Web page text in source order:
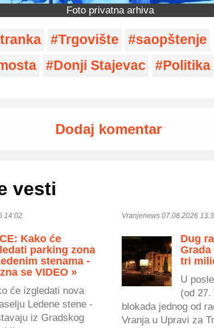
Foto privatna arhiva
Trgovište
saopštenje
Donji Stajevac Politika
Dodaj komentar
vesti
14:02
Kako će
parking zona
stenama -
se VIDEO »
će izgledati nova
Ledene stene -
iz Gradskog
Vranjenews 07.08.2026
Dug
Grada
tri
U
(od 27.
blokada jednog od
Vranja u Upravi za